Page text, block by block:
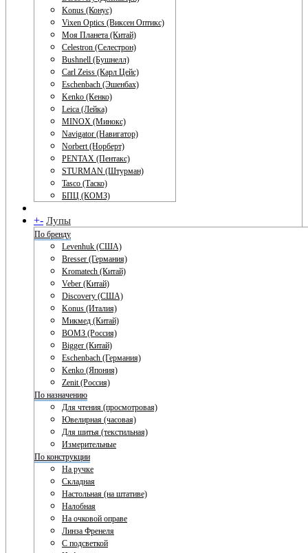
Konus (Конус)
Vixen Optics (Виксен Оптикс)
Моя Планета (Китай)
Celestron (Селестрон)
Bushnell (Бушнелл)
Carl Zeiss (Карл Цейс)
Eschenbach (Эшенбах)
Kenko (Кенко)
Leica (Лейка)
MINOX (Минокс)
Navigator (Навигатор)
Norbert (Норберт)
PENTAX (Пентакс)
STURMAN (Штурман)
Tasco (Таско)
БПЦ (КОМЗ)
+- Лупы
По бренду
Levenhuk (США)
Bresser (Германия)
Kromatech (Китай)
Veber (Китай)
Discovery (США)
Konus (Италия)
Микмед (Китай)
ВОМЗ (Россия)
Bigger (Китай)
Eschenbach (Германия)
Kenko (Япония)
Zenit (Россия)
По назначению
Для чтения (просмотровая)
Ювелирная (часовая)
Для шитья (текстильная)
Измерительные
По конструкции
На ручке
Складная
Настольная (на штативе)
Налобная
На очковой оправе
Линза Френеля
С подсветкой